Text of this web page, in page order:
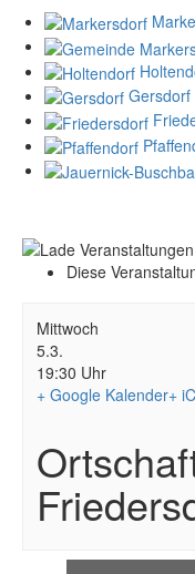
Gersdorf
Diese
Mittwoch
5.3.
19:30 Uhr
+ Google Kalender+